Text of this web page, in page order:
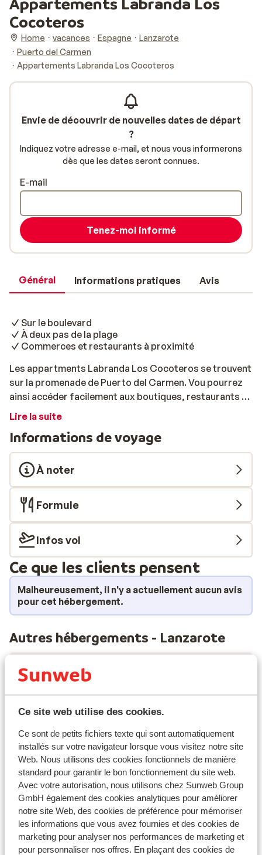
Ce site web utilise des cookies.
Ce sont de petits fichiers texte qui sont automatiquement
installés sur votre navigateur lorsque vous visitez notre site
Web. Nous utilisons des cookies fonctionnels de manière
standard pour garantir le bon fonctionnement du site web.
Avec votre autorisation, nous utilisons chez Sunweb Group
GmbH également des cookies analytiques pour améliorer
notre site Web, des cookies de préférence pour mémoriser
les informations que vous avez fournies et des cookies de
marketing pour analyser nos performances de marketing et
pour personnaliser nos offres. En plaçant des cookies de
Cocoteros
Home vacances Espagne
Lanzarote
Puerto del Carmen
Appartements Labranda Los Cocoteros
Général Informations pratiques Avis
Sur le boulevard
À deux pas de la plage
Commerces et restaurants à proximité
Les appartments Labranda Los Cocoteros se trouvent
sur la promenade de Puerto del Carmen. Vou pourrez
ainsi accéder facilement aux boutiques, restaurants et
bars: à vous le shopping, la gastronomie locale et les
traversé le boulevard, vous pourrez accéder à la plage,
sentir le sable sous vos pieds et plonger dans la mer
d'un bleu limpide. Les appartements sont assez
simples mais joliment meublés. Lors de la réservation,
vous pouvez même opter pour une chambre avec une
vue magnifique sur la mer: vous pourrez ainsi prendre
un verre ou un petit déjeuner sur le balcon. Quoi rêver
de mieux? En plus de baignades dans les eaux claires de
la mer, vous pourrez également vous rafraîchir dans la
piscine. Bon séjour!
Lire la suite
Informations de voyage
À noter
Formule
Infos vol
Ce que les clients pensent
Malheureusement, il n'y a actuellement aucun avis
pour cet hébergement.
Envie de découvrir de nouvelles dates de départ
?
Indiquez votre adresse e-mail, et nous vous informerons
dès que les dates seront connues.
E-mail
Tenez-moi informé
Autres hébergements - Lanzarote
Hôtel Fariones
Hotel Las Costas
Hôtel Lava Beach
Paradisus Salinas Lanzarote - Réservé aux
adultes
Hôtel Plus Fariones Suite
Radisson Blu Resort Lanzarote